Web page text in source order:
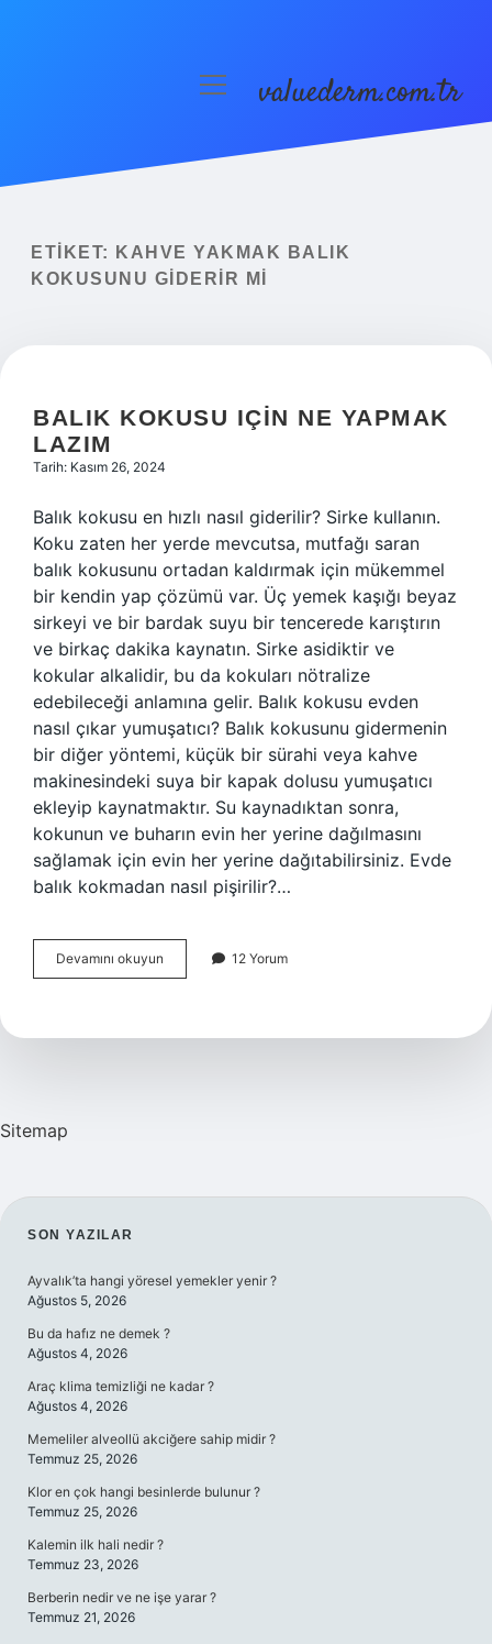
Yasal Uyarı
menüyüvaluederm.com.tr
ETIKET:
KAHVE YAKMAK BALIK
KOKUSUNU GIDERIR MI
BALIK KOKUSU IÇIN NE YAPMAK
LAZIM
Tarih: Kasım 26, 2024
Balık kokusu en hızlı nasıl giderilir? Sirke kullanın.
Koku zaten her yerde mevcutsa, mutfağı saran
balık kokusunu ortadan kaldırmak için mükemmel
bir kendin yap çözümü var. Üç yemek kaşığı beyaz
sirkeyi ve bir bardak suyu bir tencerede karıştırın
ve birkaç dakika kaynatın. Sirke asidiktir ve
kokular alkalidir, bu da kokuları nötralize
edebileceği anlamına gelir. Balık kokusu evden
nasıl çıkar yumuşatıcı? Balık kokusunu gidermenin
bir diğer yöntemi, küçük bir sürahi veya kahve
makinesindeki suya bir kapak dolusu yumuşatıcı
ekleyip kaynatmaktır. Su kaynadıktan sonra,
kokunun ve buharın evin her yerine dağılmasını
sağlamak için evin her yerine dağıtabilirsiniz. Evde
balık kokmadan nasıl pişirilir?…
Devamını okuyun
Kokusu
Yapmak
12 Yorum
Sitemap
SIDEBAR
SON YAZILAR
Ayvalık’ta hangi yöresel yemekler yenir ?
Ağustos 5, 2026
Bu da hafız ne demek ?
Ağustos 4, 2026
Araç klima temizliği ne kadar ?
Ağustos 4, 2026
Memeliler alveollü akciğere sahip midir ?
Temmuz 25, 2026
Klor en çok hangi besinlerde bulunur ?
Temmuz 25, 2026
Kalemin ilk hali nedir ?
Temmuz 23, 2026
Berberin nedir ve ne işe yarar ?
Temmuz 21, 2026